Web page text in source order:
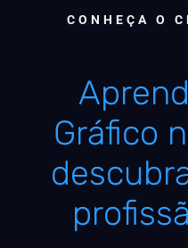
CONHEÇA O
Gráfico